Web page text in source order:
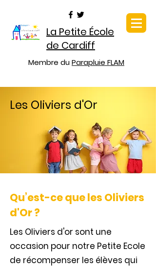
La Petite École
de Cardiff
Membre duParapluie FLAM
Les Oliviers d'Or
Qu’est-ce que les Oliviers
d'Or ?
Les Oliviers d'or sont une
occasion pour notre Petite Ecole
de récompenser les élèves qui